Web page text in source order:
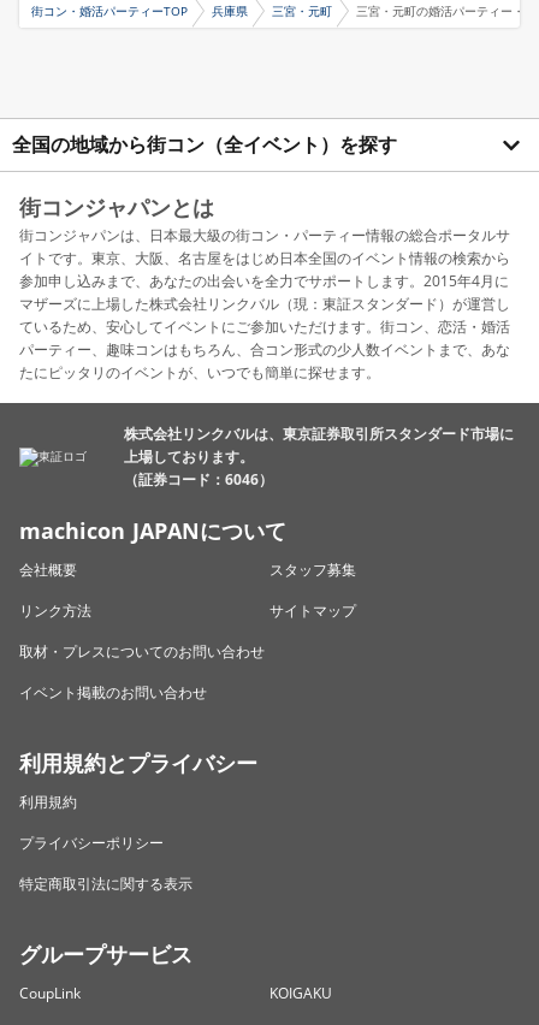
街コン・婚活パーティーTOP 兵庫県 三宮・元町 三宮・元町の婚活パーティー・
全国の地域から街コン（全イベント）を探す
街コンジャパンとは
街コンジャパンは、日本最大級の街コン・パーティー情報の総合ポータルサ
イトです。東京、大阪、名古屋をはじめ日本全国のイベント情報の検索から
参加申し込みまで、あなたの出会いを全力でサポートします。2015年4月に
マザーズに上場した株式会社リンクバル（現：東証スタンダード）が運営し
ているため、安心してイベントにご参加いただけます。街コン、恋活・婚活
パーティー、趣味コンはもちろん、合コン形式の少人数イベントまで、あな
たにピッタリのイベントが、いつでも簡単に探せます。
株式会社リンクバルは、東京証券取引所スタンダード市場に
上場しております。
（証券コード：6046）
machicon JAPANについて
会社概要
スタッフ募集
リンク方法
サイトマップ
取材・プレスについてのお問い合わせ
イベント掲載のお問い合わせ
利用規約とプライバシー
利用規約
プライバシーポリシー
特定商取引法に関する表示
グループサービス
CoupLink
KOIGAKU